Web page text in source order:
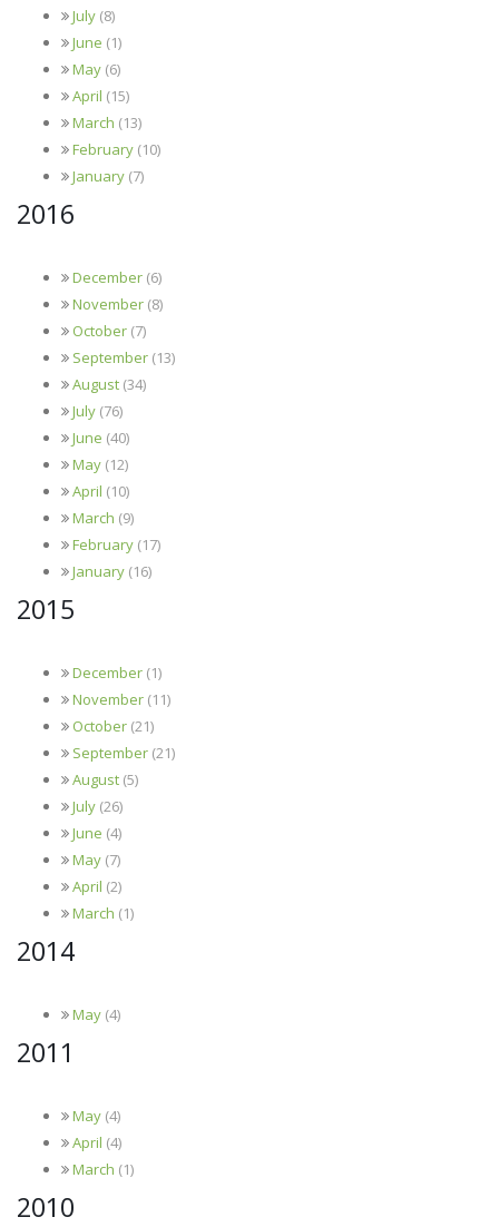
July (8)
June (1)
May (6)
April (15)
March (13)
February (10)
January (7)
2016
December (6)
November (8)
October (7)
September (13)
August (34)
July (76)
June (40)
May (12)
April (10)
March (9)
February (17)
January (16)
2015
December (1)
November (11)
October (21)
September (21)
August (5)
July (26)
June (4)
May (7)
April (2)
March (1)
2014
May (4)
2011
May (4)
April (4)
March (1)
2010